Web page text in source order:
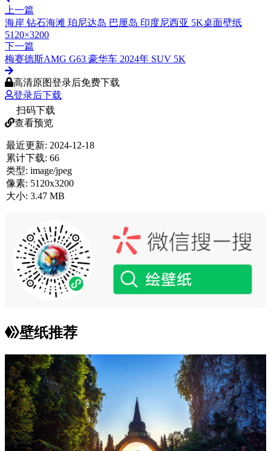
上一篇
海岸 钻石海滩 珀尼达岛 巴厘岛 印度尼西亚 5K桌面壁纸
5120×3200
下一篇
梅赛德斯AMG G63 豪华车 2024年 SUV 5K
高清原图登录后免费下载
登录后下载
扫码下载
查看预览
最近更新: 2024-12-18
累计下载: 66
类型: image/jpeg
像素: 5120x3200
大小: 3.47 MB
壁纸推荐